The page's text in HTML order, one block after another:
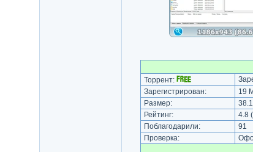
Торрент:
Зарегистрирован:
19
Размер:
Рейтинг: 4.8
Поблагодарили:
91
Проверка: